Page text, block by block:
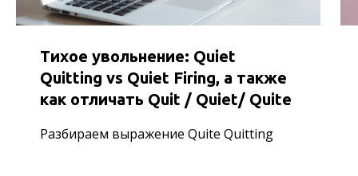
Тихое увольнение: Quiet
Quitting vs Quiet Firing, а также
как отличать Quit / Quiet/ Quite
Разбираем выражение Quite Quitting